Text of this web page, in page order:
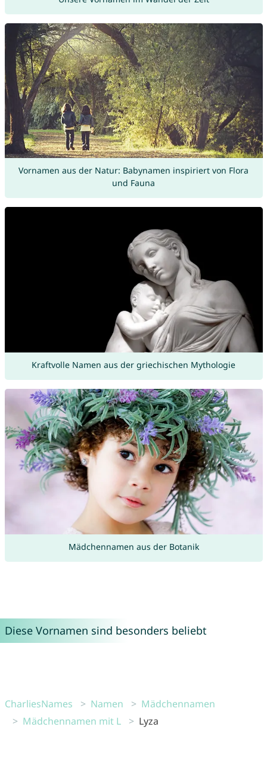
Vornamen aus der Natur: Babynamen inspiriert von Flora
und Fauna
Kraftvolle Namen aus der griechischen Mythologie
Mädchennamen aus der Botanik
Diese Vornamen sind besonders beliebt
CharliesNames Namen
Mädchennamen
Mädchennamen mit L
Lyza